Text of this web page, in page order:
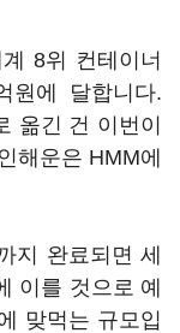
8위 컨테이너
원에 달합니다.
옮긴 건 이번이
해운은 HMM에
지 완료되면 세
이를 것으로 예
맞먹는 규모입